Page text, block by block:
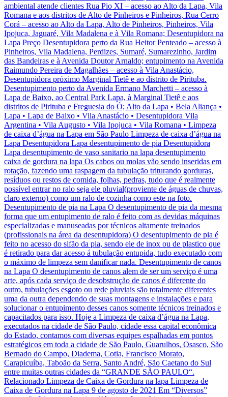
ambiental atende clientes Rua Pio XI – acesso ao Alto da Lapa, Vila
Romana e aos distritos de Alto de Pinheiros e Pinheiros, Rua Cerro
Corá – acesso ao Alto da Lapa, Alto de Pinheiros, Pinheiros, Vila
Ipojuca, Jaguaré, Vila Madalena e à Vila Romana; Desentupidora na
Lapa Preço Desentupidora perto da Rua Heitor Penteado – acesso à
Pinheiros, Vila Madalena, Perdizes, Sumaré, Sumarezinho, Jardim
das Bandeiras e à Avenida Doutor Arnaldo; entupimento na Avenida
Raimundo Pereira de Magalhães – acesso à Vila Anastácio,
Desentupidora próximo Marginal Tietê e ao distrito de Pirituba.
Desentupimento perto da Avenida Ermano Marchetti – acesso à
Lapa de Baixo, ao Central Park Lapa, à Marginal Tietê e aos
distritos de Pirituba e Freguesia do Ó; Alto da Lapa • Bela Aliança •
Lapa • Lapa de Baixo • Vila Anastácio • Desentupidora Vila
Argentina • Vila Augusto • Vila Ipojuca • Vila Romana • Limpeza
de caixa d’água na Lapa em São Paulo Limpeza de caixa d’água na
Lapa Desentupidora Lapa desentupimento de pia Desentupidora
Lapa desentupimento de vaso sanitario na lapa desentupimento
caixa de gordura na lapa Os cabos ou molas vão sendo inseridas em
rotação, fazendo uma raspagem da tubulação triturando gorduras,
resíduos ou restos de comida, folhas, pedras, tudo que é realmente
possível entrar no ralo seja ele pluvial(proviente de águas de chuvas,
claro externo) como um ralo de cozinha como este na foto.
Desentupimento de pia na Lapa O desentupimento de pia da mesma
forma que um entupimento de ralo é feito com as devidas máquinas
especializadas e manuseadas por técnicos altamente treinados
(profissionais na área da desentupidora) O desentupimento de pia é
feito no acesso do sifão da pia, sendo ele de inox ou de plastico que
é retirado para dar acesso á tubulação entupida, tudo executado com
o máximo de limpeza sem danificar nada. Desentupimento de canos
na Lapa O desentupimento de canos alem de ser um serviço é uma
arte, após cada serviço de desobstrução de canos é diferente do
outro, tubulações esgoto ou rede pluviais são totalmente diferentes
uma da outra dependendo de suas montagens e instalações e para
solucionar o entupimento desses canos somente técnicos treinados e
capacitados para isso. Hoje a Limpeza de caixa d’água na Lapa,
executados na cidade de São Paulo, cidade essa capital econômica
do Estado, contamos com diversas equipes espalhadas em pontos
estratégicos em toda a cidade de São Paulo, Guarulhos, Osasco, São
Bernado do Campo, Diadema, Cotia, Francisco Morato,
Carapicuíba, Taboão da Serra, Santo André, São Caetano do Sul
entre muitas outras cidades da “GRANDE SÃO PAULO“.
Relacionado Limpeza de Caixa de Gordura na lapa Limpeza de
Caixa de Gordura na Lapa 9 de agosto de 2021 Em “Diversos”